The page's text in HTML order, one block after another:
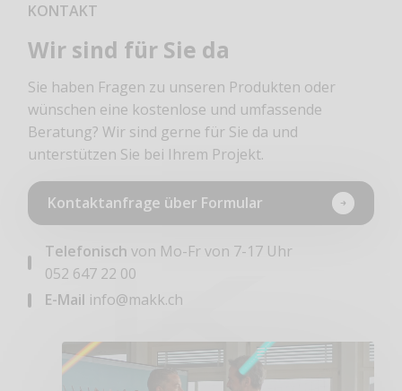
KONTAKT
Wir sind für Sie da
Sie haben Fragen zu unseren Produkten oder
wünschen eine kostenlose und umfassende
Beratung? Wir sind gerne für Sie da und
unterstützen Sie bei Ihrem Projekt.
Kontaktanfrage über Formular
Telefonisch von Mo-Fr von 7-17 Uhr
052 647 22 00
E-Mail info@makk.ch